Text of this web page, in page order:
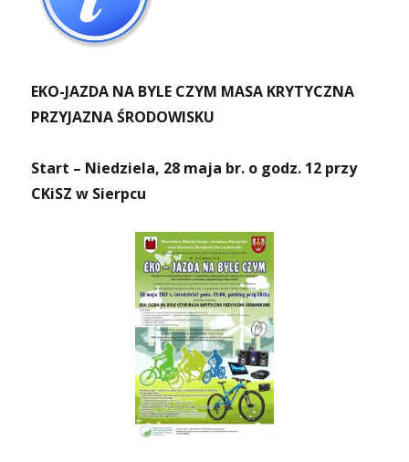
EKO-JAZDA NA BYLE CZYM MASA KRYTYCZNA
PRZYJAZNA ŚRODOWISKU
Start – Niedziela, 28 maja br. o godz. 12 przy
CKiSZ w Sierpcu